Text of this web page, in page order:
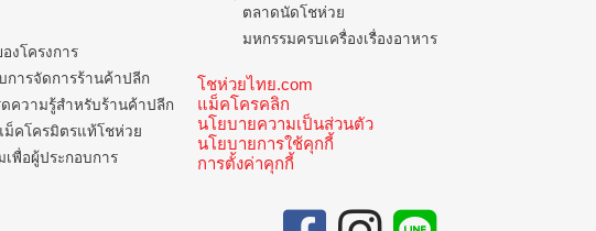
งโครงการ
การจัดการร้านค้าปลีก
ดความรู้สำหรับร้านค้าปลีก
คโครมิตรแท้โชห่วย
เพื่อผู้ประกอบการ
ตลาดนัดโชห่วย
มหกรรมครบเครื่องเรื่องอาหาร
โชห่วยไทย.com
แม็คโครคลิก
นโยบายความเป็นส่วนตัว
นโยบายการใช้คุกกี้
การตั้งค่าคุกกี้